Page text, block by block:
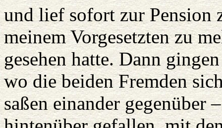
und lief sofort zur Pension
meinem Vorgesetzten zu
gesehen hatte. Dann
wo die beiden Fremden
saßen einander gegenüber